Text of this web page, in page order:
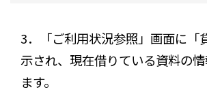
3．「ご利用状況参照」画面に「
示され、現在借りている資料の
ます。